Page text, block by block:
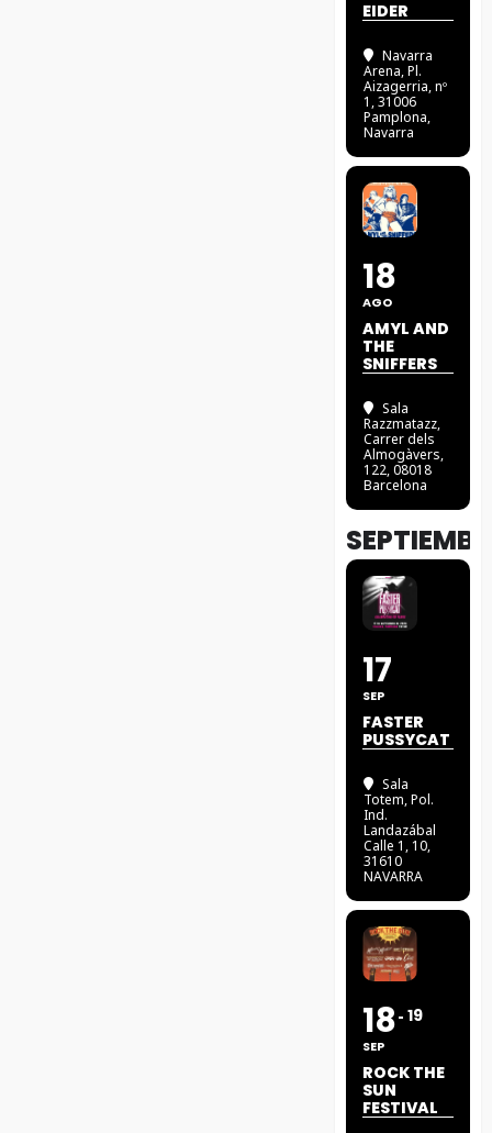
EIDER
Navarra
Arena, Pl.
Aizagerria, nº
1, 31006
Pamplona,
Navarra
18
AGO
AMYL AND
THE
SNIFFERS
Sala
Razzmatazz,
Carrer dels
Almogàvers,
122, 08018
Barcelona
17
SEP
FASTER
PUSSYCAT
Sala
Totem, Pol.
Ind.
Landazábal
Calle 1, 10,
31610
NAVARRA
18
SEP
19
ROCK THE
SUN
FESTIVAL